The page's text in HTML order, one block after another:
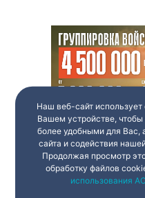
Наш веб-сайт
Вашем устройстве,
более удобными для Вас,
сайта и содействия
Продолжая просмотр
обработку файлов
использования